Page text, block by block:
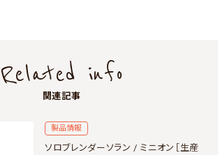
Related info
関連記事
製品情報
ソロブレンダーソラン / ミニオン［生産